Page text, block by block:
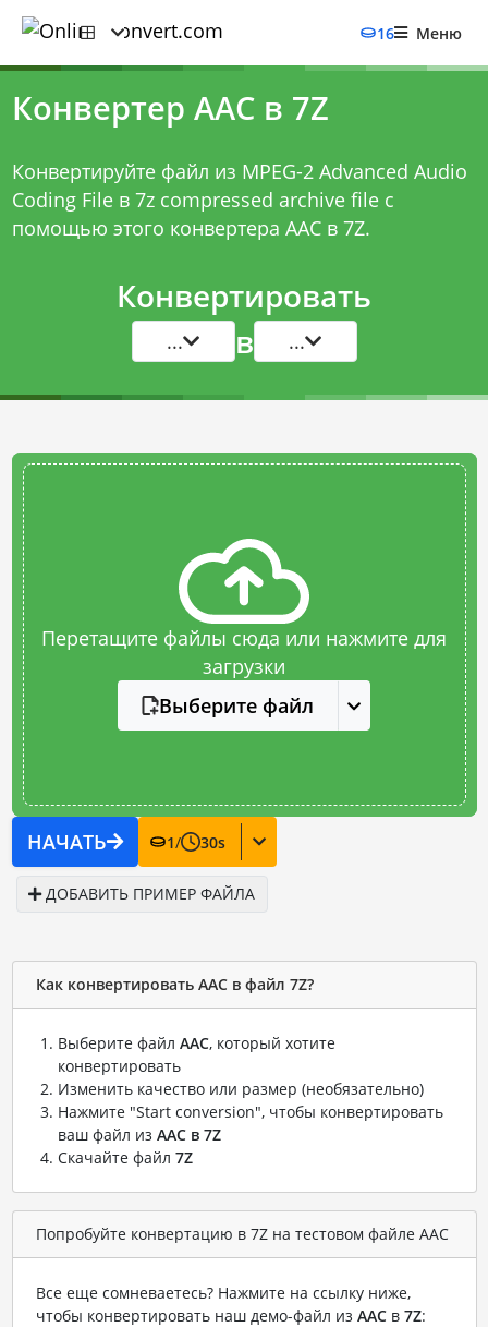
16 Меню
Конвертер AAC в 7Z
Конвертируйте файл из MPEG-2 Advanced Audio
Coding File в 7z compressed archive file с
помощью этого конвертера AAC в 7Z.
Конвертировать
... в ...
Перетащите файлы сюда или нажмите для
загрузки
Выберите файл
НАЧАТЬ 1/ 30s
ДОБАВИТЬ ПРИМЕР ФАЙЛА
Как конвертировать AAC в файл 7Z?
Выберите файл AAC, который хотите
конвертировать
Изменить качество или размер (необязательно)
Нажмите "Start conversion", чтобы конвертировать
ваш файл из AAC в 7Z
Скачайте файл 7Z
Попробуйте конвертацию в 7Z на тестовом файле AAC
Все еще сомневаетесь? Нажмите на ссылку ниже,
чтобы конвертировать наш демо-файл из AACв 7Z: